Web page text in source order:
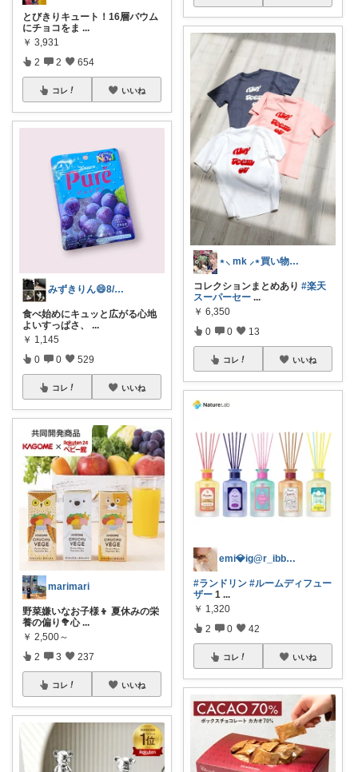
とびきりキュート！16層バウム
にチョコをま ...
￥ 3,931
2 2 654
コレ いいね
みずきりん😄8/6日お買い上げ感謝
食べ始めにキュッと広がる心地
よいすっぱさ、
...
￥ 1,145
0 0 529
コレ いいね
marimari
野菜嫌いなお子様👦 夏休みの栄
養の偏り🥦心 ...
￥ 2,500～
2 3 237
コレ いいね
⋆⸜ mk ⸝⋆買い物は楽天で
コレクションまとめあり #楽天
スーパーセー ...
￥ 6,350
0 0 13
コレ いいね
emi💎ig@r_ibbon_💍💎
#ランドリン #ルームディフュー
ザー 1 ...
￥ 1,320
2 0 42
コレ いいね